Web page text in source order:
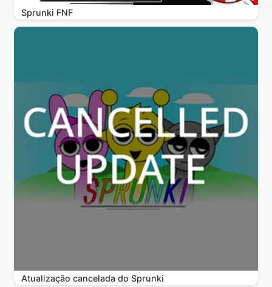
Sprunki FNF
Atualização cancelada do Sprunki